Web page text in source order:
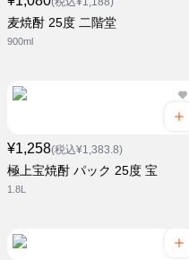
麦焼酎 25度 二階堂
900ml
¥1,258(税込¥1,383.8)
極上宝焼酎 パック 25度 宝
1.8L